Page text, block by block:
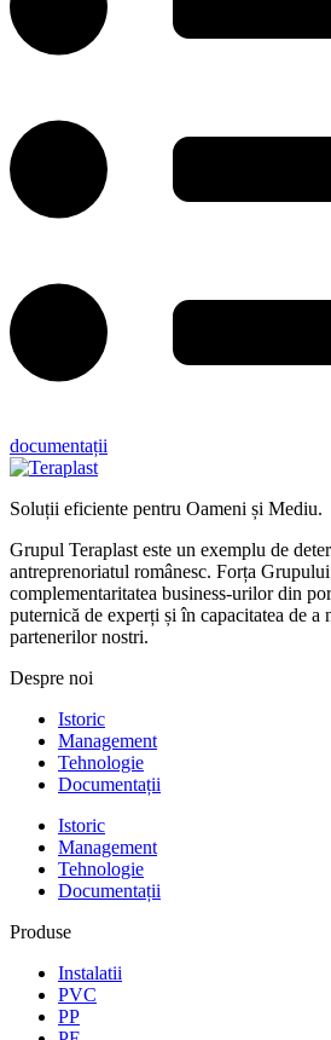
documentații
Soluții eficiente pentru Oameni și Mediu.
Grupul Teraplast este un exemplu de
antreprenoriatul românesc. Forța
complementaritatea business-urilor din
puternică de experți și în capacitatea de a
partenerilor nostri.
Despre noi
Istoric
Management
Tehnologie
Documentații
Istoric
Management
Tehnologie
Documentații
Produse
Instalatii
PVC
PP